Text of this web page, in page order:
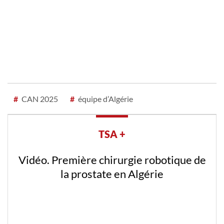
# CAN 2025 # équipe d’Algérie
TSA +
Vidéo. Première chirurgie robotique de
la prostate en Algérie